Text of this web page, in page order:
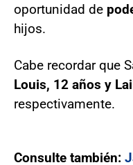
oportunidad de
hijos.
Cabe recordar que
Louis, 12 años y
respectivamente.
Consulte también: